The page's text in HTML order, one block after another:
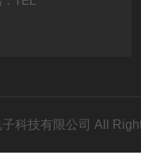
子科技有限公司 All